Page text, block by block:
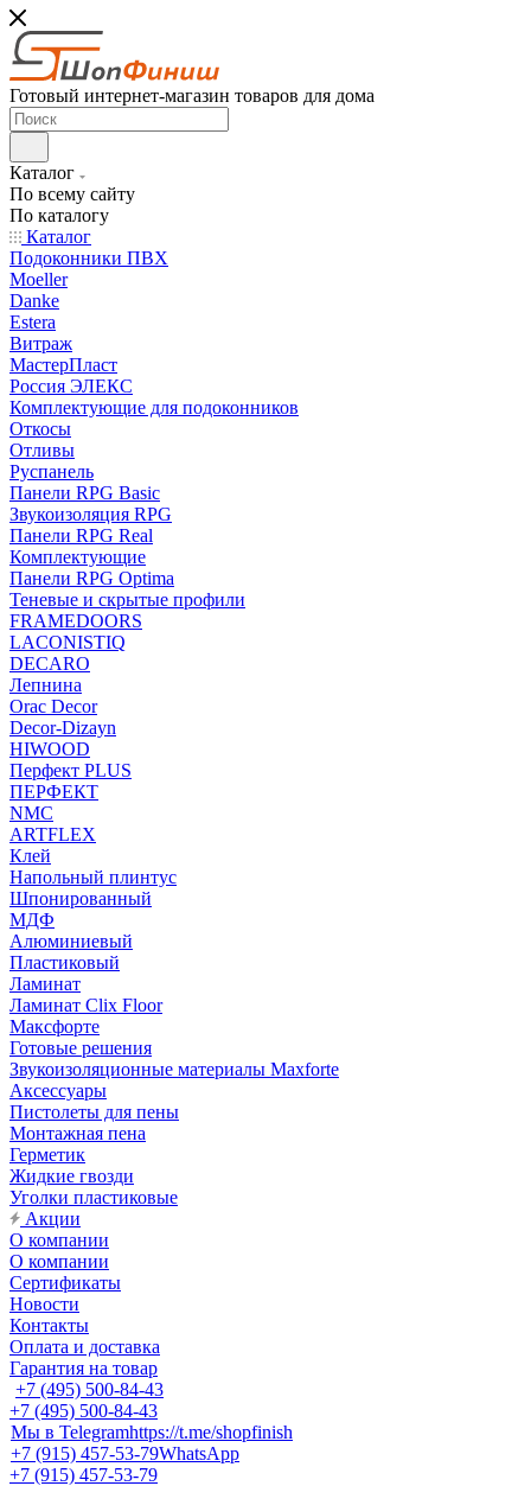
Готовый интернет-магазин товаров для дома
Каталог
По всему сайту
По каталогу
Каталог
Подоконники ПВХ
Moeller
Danke
Estera
Витраж
МастерПласт
Россия ЭЛЕКС
Комплектующие для подоконников
Откосы
Отливы
Руспанель
Панели RPG Basic
Звукоизоляция RPG
Панели RPG Real
Комплектующие
Панели RPG Optima
Теневые и скрытые профили
FRAMEDOORS
LACONISTIQ
DECARO
Лепнина
Orac Decor
Decor-Dizayn
HIWOOD
Перфект PLUS
ПЕРФЕКТ
NMC
ARTFLEX
Клей
Напольный плинтус
Шпонированный
МДФ
Алюминиевый
Пластиковый
Ламинат
Ламинат Clix Floor
Максфорте
Готовые решения
Звукоизоляционные материалы Maxforte
Аксессуары
Пистолеты для пены
Монтажная пена
Герметик
Жидкие гвозди
Уголки пластиковые
Акции
О компании
О компании
Сертификаты
Новости
Контакты
Оплата и доставка
Гарантия на товар
+7 (495) 500-84-43
+7 (495) 500-84-43
Мы в Telegramhttps://t.me/shopfinish
+7 (915) 457-53-79WhatsApp
+7 (915) 457-53-79